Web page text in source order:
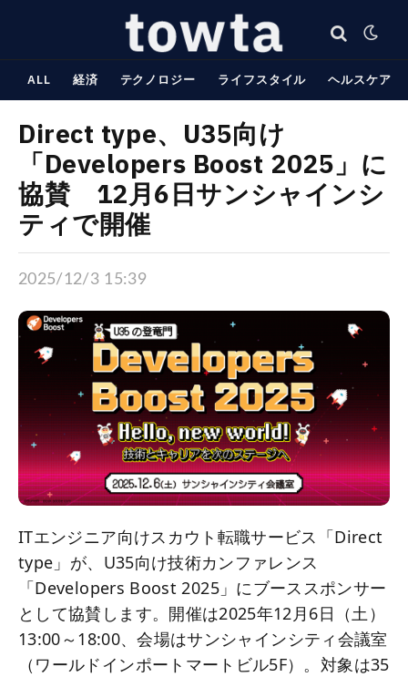
ALL 経済 テクノロジー ライフスタイル ヘルスケア
Direct type、U35向け
「Developers Boost 2025」に
協賛 12月6日サンシャインシ
ティで開催
2025/12/3 15:39
ITエンジニア向けスカウト転職サービス「Direct
type」が、U35向け技術カンファレンス
「Developers Boost 2025」にブーススポンサー
として協賛します。開催は2025年12月6日（土）
13:00～18:00、会場はサンシャインシティ会議室
（ワールドインポートマートビル5F）。対象は35